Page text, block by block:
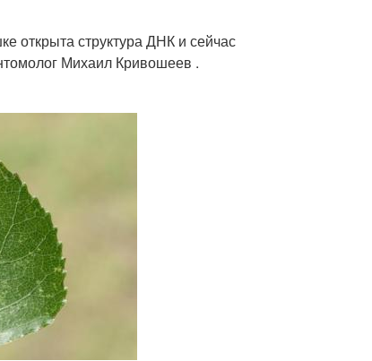
открыта структура ДНК и сейчас
Михаил Кривошеев .